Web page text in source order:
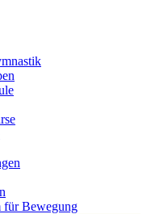
für Bewegung